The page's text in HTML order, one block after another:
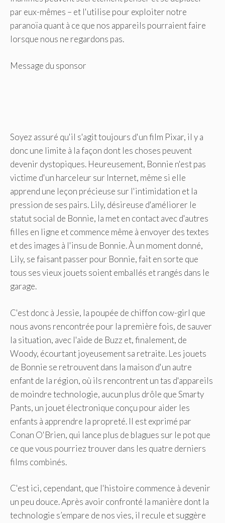
par eux-mêmes – et l'utilise pour exploiter notre
paranoïa quant à ce que nos appareils pourraient faire
lorsque nous ne regardons pas.
Message du sponsor
Soyez assuré qu'il s'agit toujours d'un film Pixar, il y a
donc une limite à la façon dont les choses peuvent
devenir dystopiques. Heureusement, Bonnie n'est pas
victime d'un harceleur sur Internet, même si elle
apprend une leçon précieuse sur l'intimidation et la
pression de ses pairs. Lily, désireuse d'améliorer le
statut social de Bonnie, la met en contact avec d'autres
filles en ligne et commence même à envoyer des textes
et des images à l'insu de Bonnie. À un moment donné,
Lily, se faisant passer pour Bonnie, fait en sorte que
tous ses vieux jouets soient emballés et rangés dans le
garage.
C'est donc à Jessie, la poupée de chiffon cow-girl que
nous avons rencontrée pour la première fois, de sauver
la situation, avec l'aide de Buzz et, finalement, de
Woody, écourtant joyeusement sa retraite. Les jouets
de Bonnie se retrouvent dans la maison d'un autre
enfant de la région, où ils rencontrent un tas d'appareils
de moindre technologie, aucun plus drôle que Smarty
Pants, un jouet électronique conçu pour aider les
enfants à apprendre la propreté. Il est exprimé par
Conan O'Brien, qui lance plus de blagues sur le pot que
ce que vous pourriez trouver dans les quatre derniers
films combinés.
C'est ici, cependant, que l'histoire commence à devenir
un peu douce. Après avoir confronté la manière dont la
technologie s’empare de nos vies, il recule et suggère